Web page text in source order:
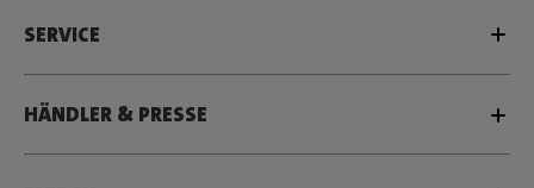
SERVICE
HÄNDLER & PRESSE